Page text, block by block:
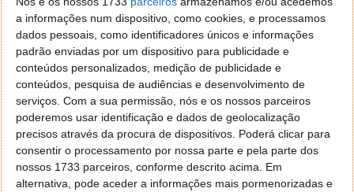
a informações num dispositivo, como cookies, e processamos
dados pessoais, como identificadores únicos e informações
padrão enviadas por um dispositivo para publicidade e
conteúdos personalizados, medição de publicidade e
conteúdos, pesquisa de audiências e desenvolvimento de
serviços. Com a sua permissão, nós e os nossos parceiros
poderemos usar identificação e dados de geolocalização
precisos através da procura de dispositivos. Poderá clicar para
consentir o processamento por nossa parte e pela parte dos
nossos 1733 parceiros, conforme descrito acima. Em
alternativa, pode aceder a informações mais pormenorizadas e
Multirotor
Este é o tipo mais comum de drones, sendo o mais
usado dentro das marcas mais conhecidas, como DJI,
Parrot ou 3D Robotics. Um claro exemplo deste tipo
de drone é o DJI Mavic Pro, que já analisamosaqui